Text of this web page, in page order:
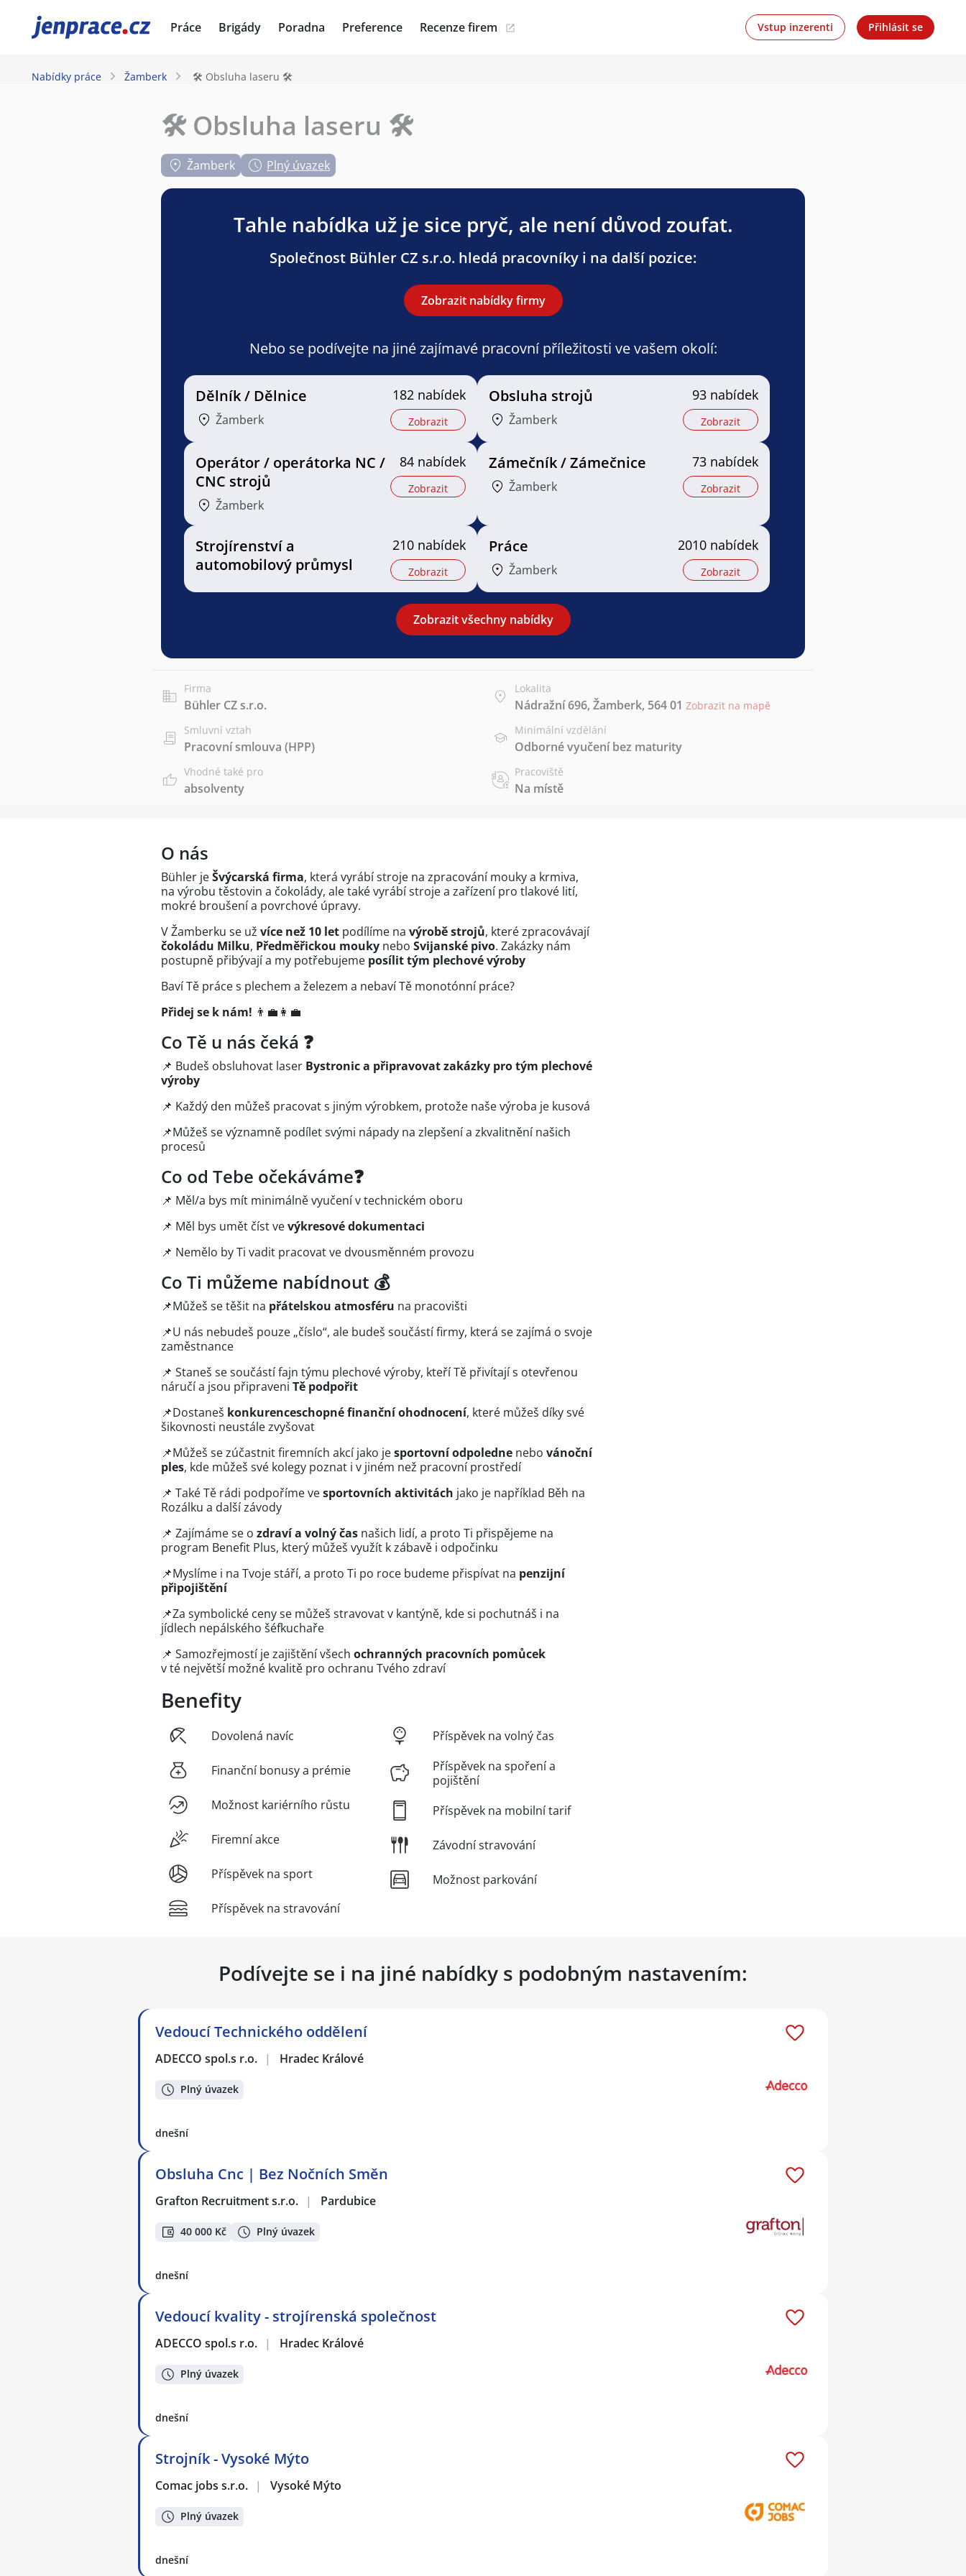
JenPráce.cz Práce Brigády Poradna Preference Recenze firem Vstup inzerenti Přihlásit se
Nabídky práce Žamberk 🛠 Obsluha laseru 🛠
🛠 Obsluha laseru 🛠
Žamberk Plný úvazek
Tahle nabídka už je sice pryč, ale není důvod zoufat.
Společnost Bühler CZ s.r.o. hledá pracovníky i na další pozice:
Zobrazit nabídky firmy
Nebo se podívejte na jiné zajímavé pracovní příležitosti ve vašem okolí:
Dělník / Dělnice
Žamberk
182 nabídek
Zobrazit
Obsluha strojů
Žamberk
93 nabídek
Zobrazit
Operátor / operátorka NC /
CNC strojů
Žamberk
84 nabídek
Zobrazit
Zámečník / Zámečnice
Žamberk
73 nabídek
Zobrazit
Strojírenství a
automobilový průmysl
210 nabídek
Zobrazit
Práce
Žamberk
2010 nabídek
Zobrazit
Zobrazit všechny nabídky
Firma
Bühler CZ s.r.o.
Lokalita
Nádražní 696, Žamberk, 564 01 Zobrazit na mapě
Smluvní vztah
Pracovní smlouva (HPP)
Minimální vzdělání
Odborné vyučení bez maturity
Vhodné také pro
absolventy
Pracoviště
Na místě
O nás
Bühler jeŠvýcarská firma, která vyrábí stroje na zpracování mouky a krmiva,
na výrobu těstovin a čokolády, ale také vyrábí stroje a zařízení pro tlakové lití,
mokré broušení a povrchové úpravy.
V Žamberku se už více než 10 let podílíme na výrobě strojů, které zpracovávají
čokoládu Milku, Předměřickou mouky nebo Svijanské pivo. Zakázky nám
postupně přibývají a my potřebujeme posílit tým plechové výroby
Baví Tě práce s plechem a železem a nebaví Tě monotónní práce?
Přidej se k nám! 👨‍💼👩‍💼
Co Tě u nás čeká ❓
📌 Budeš obsluhovat laser Bystronic a připravovat zakázky pro tým plechové
výroby
📌 Každý den můžeš pracovat s jiným výrobkem, protože naše výroba je kusová
📌Můžeš se významně podílet svými nápady na zlepšení a zkvalitnění našich
procesů
Co od Tebe očekáváme❓
📌 Měl/a bys mít minimálně vyučení v technickém oboru
📌 Měl bys umět číst vevýkresové dokumentaci
📌 Nemělo by Ti vadit pracovat ve dvousměnném provozu
Co Ti můžeme nabídnout 💰
📌Můžeš se těšit na přátelskou atmosféru na pracovišti
📌U nás nebudeš pouze „číslo“, ale budeš součástí firmy, která se zajímá o svoje
zaměstnance
📌 Staneš se součástí fajn týmu plechové výroby, kteří Tě přivítají s otevřenou
náručí a jsou připraveni Tě podpořit
📌Dostaneš konkurenceschopné finanční ohodnocení, které můžeš díky své
šikovnosti neustále zvyšovat
📌Můžeš se zúčastnit firemních akcí jako jesportovní odpoledne nebo vánoční
ples, kde můžeš své kolegy poznat i v jiném než pracovní prostředí
📌 Také Tě rádi podpoříme vesportovních aktivitách jako je například Běh na
Rozálku a další závody
📌 Zajímáme se o zdraví a volnýčas našich lidí, a proto Ti přispějeme na
program Benefit Plus, který můžeš využít k zábavě i odpočinku
📌Myslíme i na Tvoje stáří, a proto Ti po roce budeme přispívat na penzijní
připojištění
📌Za symbolické ceny se můžeš stravovat v kantýně, kde si pochutnáš i na
jídlech nepálského šéfkuchaře
📌 Samozřejmostí je zajištění všech ochranných pracovních pomůcek
v té největší možné kvalitě pro ochranu Tvého zdraví
Benefity
Dovolená navíc
Finanční bonusy a prémie
Možnost kariérního růstu
Firemní akce
Příspěvek na sport
Příspěvek na stravování
Příspěvek na volný čas
Příspěvek na spoření a
pojištění
Příspěvek na mobilní tarif
Závodní stravování
Možnost parkování
Podívejte se i na jiné nabídky s podobným nastavením:
Vedoucí Technického oddělení
ADECCO spol.s r.o. | Hradec Králové
Plný úvazek
dnešní
Obsluha Cnc | Bez Nočních Směn
Grafton Recruitment s.r.o. | Pardubice
40 000 Kč Plný úvazek
dnešní
Vedoucí kvality - strojírenská společnost
ADECCO spol.s r.o. | Hradec Králové
Plný úvazek
dnešní
Strojník - Vysoké Mýto
Comac jobs s.r.o. | Vysoké Mýto
Plný úvazek
dnešní